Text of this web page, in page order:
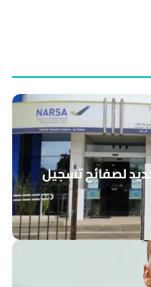
لصفائح تسجيل